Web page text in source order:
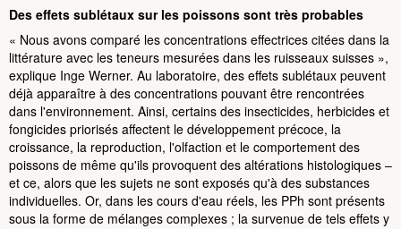
Des effets sublétaux sur les poissons sont très probables
« Nous avons comparé les concentrations effectrices citées dans la
littérature avec les teneurs mesurées dans les ruisseaux suisses »,
explique Inge Werner. Au laboratoire, des effets sublétaux peuvent
déjà apparaître à des concentrations pouvant être rencontrées
dans l'environnement. Ainsi, certains des insecticides, herbicides et
fongicides priorisés affectent le développement précoce, la
croissance, la reproduction, l'olfaction et le comportement des
poissons de même qu'ils provoquent des altérations histologiques –
et ce, alors que les sujets ne sont exposés qu'à des substances
individuelles. Or, dans les cours d'eau réels, les PPh sont présents
sous la forme de mélanges complexes ; la survenue de tels effets y